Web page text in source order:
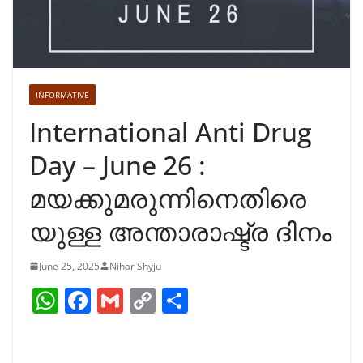
INFORMATIVE
International Anti Drug
Day – June 26 :
മയക്കുമരുന്നിനെതിരെ
യുള്ള അന്താരാഷ്ട്ര ദിനം
June 25, 2025 Nihar Shyju
W
h
F
a
G
m
C
o